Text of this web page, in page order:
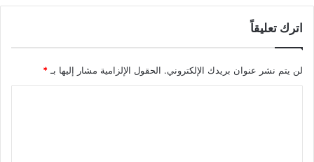
اترك تعليقاً
لن يتم نشر عنوان بريدك الإلكتروني. الحقول الإلزامية مشار إليها بـ*